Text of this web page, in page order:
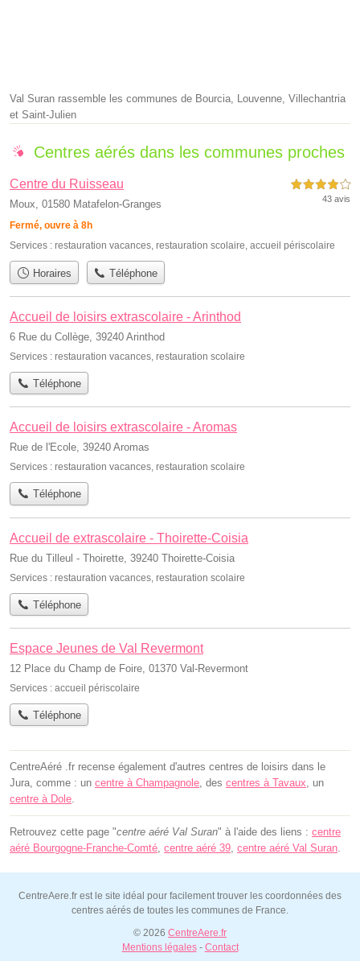
Val Suran rassemble les communes de Bourcia, Louvenne, Villechantria
et Saint-Julien
Centres aérés dans les communes proches
Centre du Ruisseau
Moux, 01580 Matafelon-Granges
Fermé, ouvre à 8h
4,0 étoiles sur 5
43 avis
Services : restauration vacances, restauration scolaire, accueil périscolaire
Horaires Téléphone
Accueil de loisirs extrascolaire - Arinthod
6 Rue du Collège, 39240 Arinthod
Services : restauration vacances restauration scolaire
Téléphone
Accueil de loisirs extrascolaire - Aromas
Rue de l'Ecole, 39240 Aromas
Services : restauration vacances, restauration scolaire
Téléphone
Accueil de extrascolaire - Thoirette-Coisia
Rue du Tilleul - Thoirette, 39240 Thoirette-Coisia
Services : restauration vacances restauration scolaire
Téléphone
Espace Jeunes de Val Revermont
12 Place du Champ de Foire, 01370 Val-Revermont
Services : accueil périscolaire
Téléphone
CentreAéré .fr recense également d'autres centres de loisirs dans le
Jura, comme : un centre à Champagnole, des centres à Tavaux, un
centre à Dole.
Retrouvez cette page "centre aéré Val Suran" à l'aide des liens : centre
aéré Bourgogne-Franche-Comté, centre aéré 39, centre aéré Val Suran.
CentreAere.fr est le site idéal pour facilement trouver les coordonnées des
centres aérés de toutes les communes de France.
© 2026 CentreAere.fr
Mentions légales- Contact